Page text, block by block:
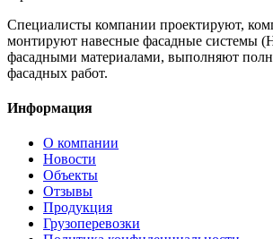
Специалисты компании проектируют,
монтируют навесные фасадные системы
фасадными материалами, выполняют
фасадных работ.
Информация
О компании
Новости
Объекты
Отзывы
Продукция
Грузоперевозки